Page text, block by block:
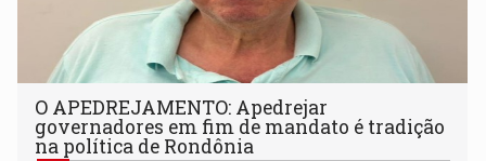
O APEDREJAMENTO: Apedrejar
governadores em fim de mandato é tradição
na política de Rondônia